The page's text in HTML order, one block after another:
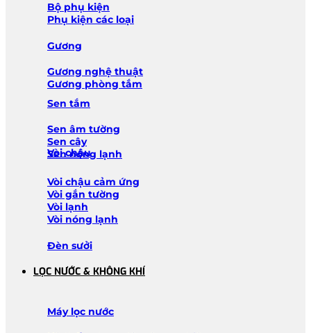
Bộ phụ kiện
Phụ kiện các loại
Gương
Gương nghệ thuật
Gương phòng tắm
Sen tắm
Sen âm tường
Sen cây
Sen nóng lạnh
Vòi chậu
Vòi chậu cảm ứng
Vòi gắn tường
Vòi lạnh
Vòi nóng lạnh
Đèn sưởi
LỌC NƯỚC & KHÔNG KHÍ
Máy lọc nước